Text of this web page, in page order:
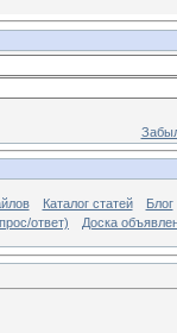
Каталог статей
Блог
ответ)
Доска